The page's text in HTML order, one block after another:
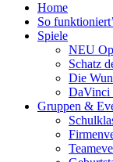
Home
So
Spiele
NEU
Schatz
Die
DaVinci
Gruppen &